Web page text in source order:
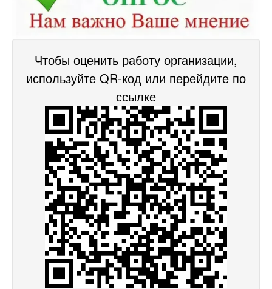
Чтобы оценить работу организации,
используйте QR-код или перейдите по
ссылке